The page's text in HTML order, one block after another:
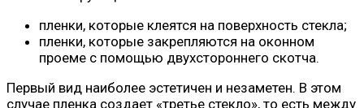
пленки, которые клеятся на поверхность стекла;
пленки, которые закрепляются на оконном
проеме с помощью двухстороннего скотча.
Первый вид наиболее эстетичен и незаметен. В этом
случае пленка создает «третье стекло», то есть между